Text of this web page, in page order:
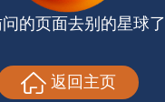
的页面去别的星球了
返回主页